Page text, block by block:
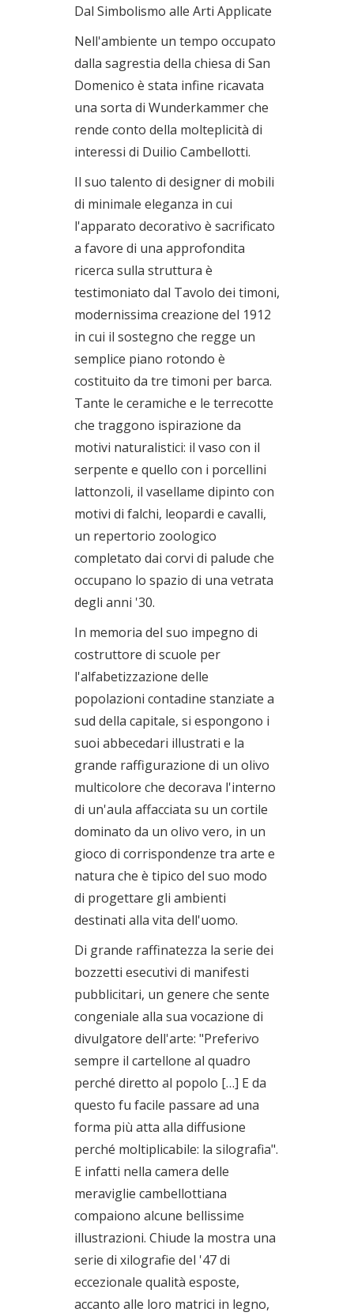
Dal Simbolismo alle Arti Applicate
Nell'ambiente un tempo occupato
dalla sagrestia della chiesa di San
Domenico è stata infine ricavata
una sorta di Wunderkammer che
rende conto della molteplicità di
interessi di Duilio Cambellotti.
Il suo talento di designer di mobili
di minimale eleganza in cui
l'apparato decorativo è sacrificato
a favore di una approfondita
ricerca sulla struttura è
testimoniato dal Tavolo dei timoni,
modernissima creazione del 1912
in cui il sostegno che regge un
semplice piano rotondo è
costituito da tre timoni per barca.
Tante le ceramiche e le terrecotte
che traggono ispirazione da
motivi naturalistici: il vaso con il
serpente e quello con i porcellini
lattonzoli, il vasellame dipinto con
motivi di falchi, leopardi e cavalli,
un repertorio zoologico
completato dai corvi di palude che
occupano lo spazio di una vetrata
degli anni '30.
In memoria del suo impegno di
costruttore di scuole per
l'alfabetizzazione delle
popolazioni contadine stanziate a
sud della capitale, si espongono i
suoi abbecedari illustrati e la
grande raffigurazione di un olivo
multicolore che decorava l'interno
di un'aula affacciata su un cortile
dominato da un olivo vero, in un
gioco di corrispondenze tra arte e
natura che è tipico del suo modo
di progettare gli ambienti
destinati alla vita dell'uomo.
Di grande raffinatezza la serie dei
bozzetti esecutivi di manifesti
pubblicitari, un genere che sente
congeniale alla sua vocazione di
divulgatore dell'arte: "Preferivo
sempre il cartellone al quadro
perché diretto al popolo […] E da
questo fu facile passare ad una
forma più atta alla diffusione
perché moltiplicabile: la silografia".
E infatti nella camera delle
meraviglie cambellottiana
compaiono alcune bellissime
illustrazioni. Chiude la mostra una
serie di xilografie del '47 di
eccezionale qualità esposte,
accanto alle loro matrici in legno,